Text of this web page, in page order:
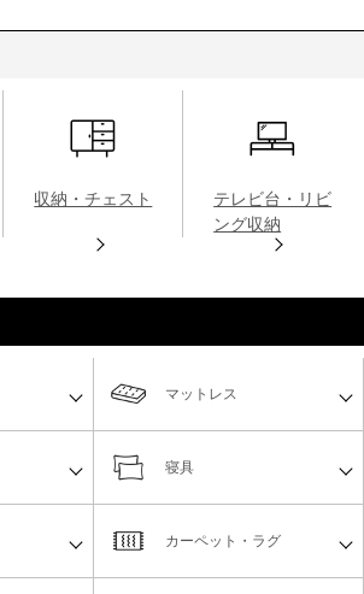
収納・チェスト
テレビ台・リビ
ング収納
マットレス
寝具
カーペット・ラグ